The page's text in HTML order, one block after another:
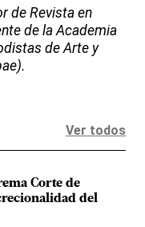
de Revista en
de la Academia
de Arte y
Ver todos
Corte de
del